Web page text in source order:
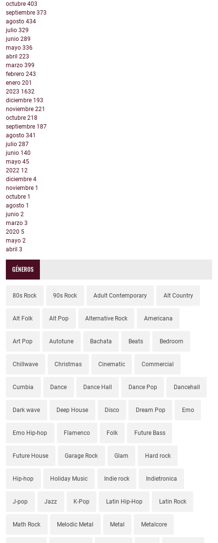
octubre 403
septiembre 373
agosto 434
julio 329
junio 289
mayo 336
abril 223
marzo 399
febrero 243
enero 201
2023 1632
diciembre 193
noviembre 221
octubre 218
septiembre 187
agosto 341
julio 287
junio 140
mayo 45
2022 12
diciembre 4
noviembre 1
octubre 1
agosto 1
junio 2
marzo 3
2020 5
mayo 2
abril 3
GÉNEROS
80s Rock 90s Rock Adult Contemporary Alt Country
Alt Folk Alt Pop Alternative Rock Americana
Art Pop Autotune Bachata Beats Bedroom
Chillwave Christmas Cinematic Commercial
Cumbia Dance Dance Hall Dance Pop Dancehall
Dark wave Deep House Disco Dream Pop Emo
Emo Hip-hop Flamenco Folk Future Bass
Future House Garage Rock Glam Hard rock
Hip-hop Holiday Music Indie rock Indietronica
J-pop Jazz K-Pop Latin Hip-Hop Latin Rock
Math Rock Melodic Metal Metal Metalcore